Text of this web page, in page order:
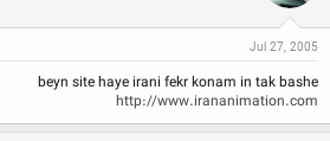
Jul 27, 2005
beyn site haye irani fekr konam in tak bashe
http://www.irananimation.com